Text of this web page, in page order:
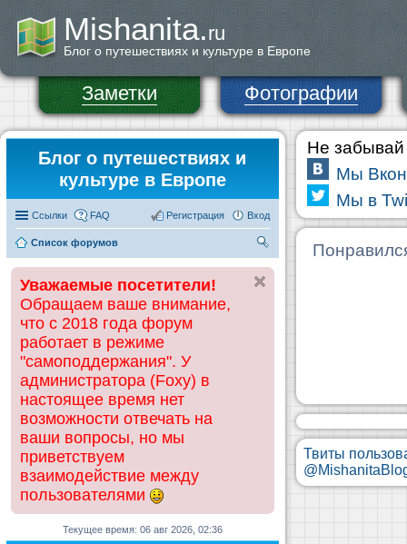
Mishanita.ru
Блог о путешествиях и культуре в Европе
Заметки Фотографии
Блог о путешествиях и
культуре в Европе
Ссылки FAQ Вход
Регистрация
Список форумов
ск
Уважаемые посетители!
Обращаем ваше внимание,
что с 2018 года форум
работает в режиме
"самоподдержания". У
администратора (Foxy) в
настоящее время нет
возможности отвечать на
ваши вопросы, но мы
приветствуем
взаимодействие между
пользователями
Текущее время: 06 авг 2026, 02:36
Не забывай
Мы
Мы в
Твиты